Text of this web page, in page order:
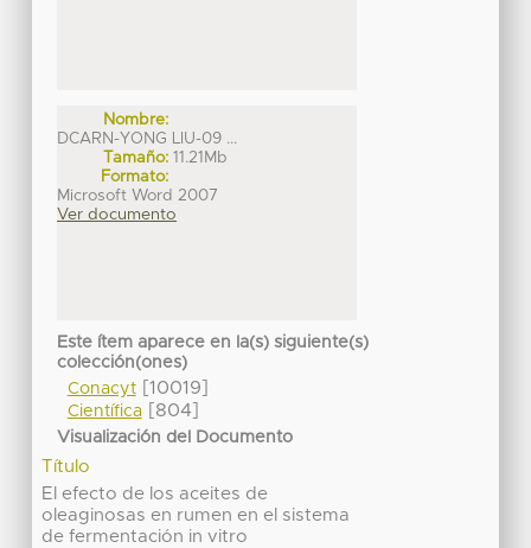
Nombre:
DCARN-YONG LIU-09 ...
Tamaño: 11.21Mb
Formato:
Microsoft Word 2007
Ver documento
Este ítem aparece en la(s) siguiente(s)
colección(ones)
Conacyt[10019]
Científica[804]
Visualización del Documento
Título
El efecto de los aceites de
oleaginosas en rumen en el sistema
de fermentación in vitro